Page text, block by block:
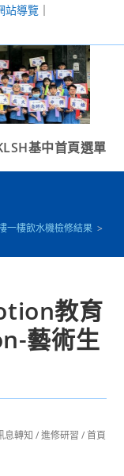
站導覽｜
基中首頁選單
一樓飲水機檢修結果 >
教育
藝術生
息轉知 / 進修研習 / 首頁